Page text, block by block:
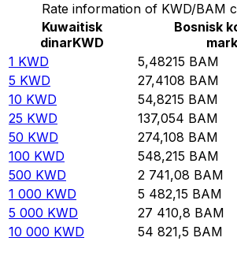
Rate information of KWD/BAM
Kuwaitisk
dinarKWD
Bosnisk
1 KWD 5,48215 BAM
5 KWD 27,4108 BAM
10 KWD 54,8215 BAM
25 KWD 137,054 BAM
50 KWD 274,108 BAM
100 KWD 548,215 BAM
500 KWD 2 741,08 BAM
1 000 KWD 5 482,15 BAM
5 000 KWD 27 410,8 BAM
10 000 KWD 54 821,5 BAM